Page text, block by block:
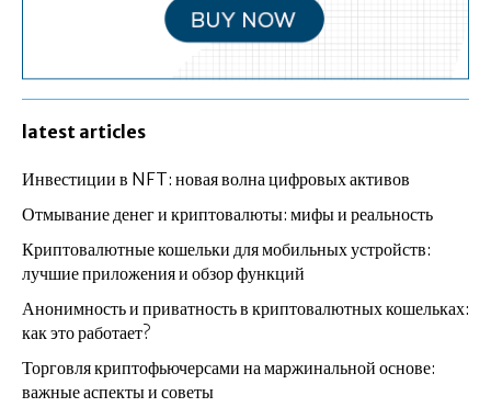
latest articles
Инвестиции в NFT: новая волна цифровых активов
Отмывание денег и криптовалюты: мифы и реальность
Криптовалютные кошельки для мобильных устройств:
лучшие приложения и обзор функций
Анонимность и приватность в криптовалютных кошельках:
как это работает?
Торговля криптофьючерсами на маржинальной основе:
важные аспекты и советы